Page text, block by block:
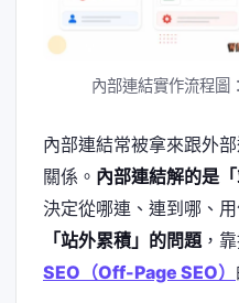
內部連結實作流程
內部連結常被拿來跟外
關係。 內部連結解的是
決定從哪連、連到哪、用
「站外累積」的問題 ，
SEO（Off-Page SEO）